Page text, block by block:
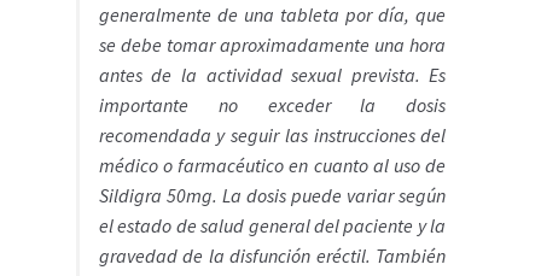
generalmente de una tableta por día, que
se debe tomar aproximadamente una hora
antes de la actividad sexual prevista. Es
importante no exceder la dosis
recomendada y seguir las instrucciones del
médico o farmacéutico en cuanto al uso de
Sildigra 50mg. La dosis puede variar según
el estado de salud general del paciente y la
gravedad de la disfunción eréctil. También